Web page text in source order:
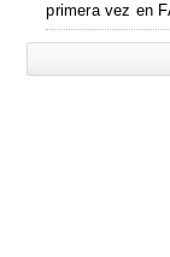
primera vez en